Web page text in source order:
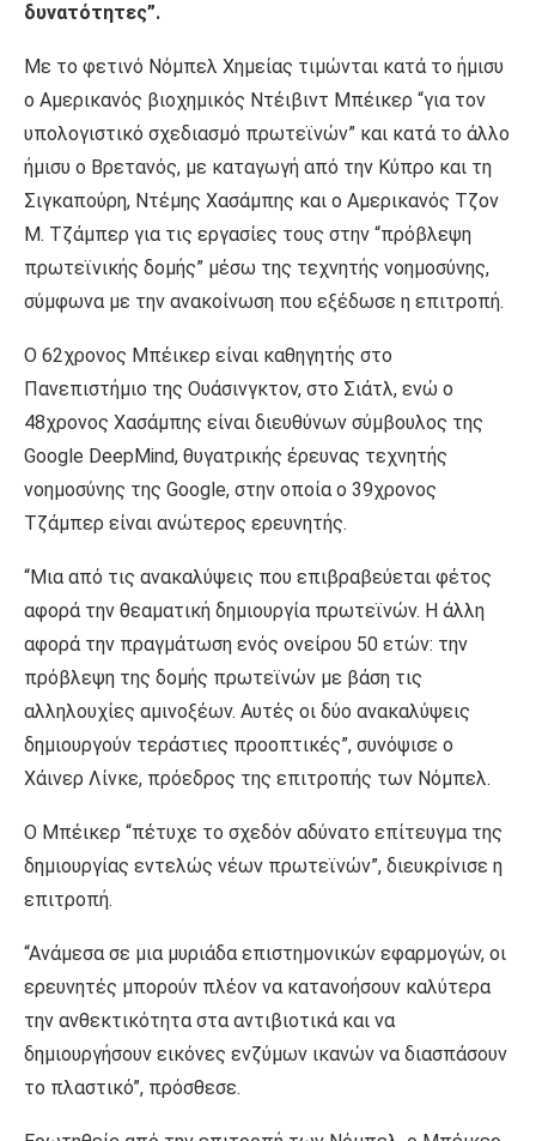
δυνατότητες”.
Με το φετινό Νόμπελ Χημείας τιμώνται κατά το ήμισυ
ο Αμερικανός βιοχημικός Ντέιβιντ Μπέικερ “για τον
υπολογιστικό σχεδιασμό πρωτεϊνών” και κατά το άλλο
ήμισυ ο Βρετανός, με καταγωγή από την Κύπρο και τη
Σιγκαπούρη, Ντέμης Χασάμπης και ο Αμερικανός Τζον
Μ. Τζάμπερ για τις εργασίες τους στην “πρόβλεψη
πρωτεϊνικής δομής” μέσω της τεχνητής νοημοσύνης,
σύμφωνα με την ανακοίνωση που εξέδωσε η επιτροπή.
Ο 62χρονος Μπέικερ είναι καθηγητής στο
Πανεπιστήμιο της Ουάσινγκτον, στο Σιάτλ, ενώ ο
48χρονος Χασάμπης είναι διευθύνων σύμβουλος της
Google DeepMind, θυγατρικής έρευνας τεχνητής
νοημοσύνης της Google, στην οποία ο 39χρονος
Τζάμπερ είναι ανώτερος ερευνητής.
“Μια από τις ανακαλύψεις που επιβραβεύεται φέτος
αφορά την θεαματική δημιουργία πρωτεϊνών. Η άλλη
αφορά την πραγμάτωση ενός ονείρου 50 ετών: την
πρόβλεψη της δομής πρωτεϊνών με βάση τις
αλληλουχίες αμινοξέων. Αυτές οι δύο ανακαλύψεις
δημιουργούν τεράστιες προοπτικές”, συνόψισε ο
Χάινερ Λίνκε, πρόεδρος της επιτροπής των Νόμπελ.
Ο Μπέικερ “πέτυχε το σχεδόν αδύνατο επίτευγμα της
δημιουργίας εντελώς νέων πρωτεϊνών”, διευκρίνισε η
επιτροπή.
“Ανάμεσα σε μια μυριάδα επιστημονικών εφαρμογών, οι
ερευνητές μπορούν πλέον να κατανοήσουν καλύτερα
την ανθεκτικότητα στα αντιβιοτικά και να
δημιουργήσουν εικόνες ενζύμων ικανών να διασπάσουν
το πλαστικό”, πρόσθεσε.